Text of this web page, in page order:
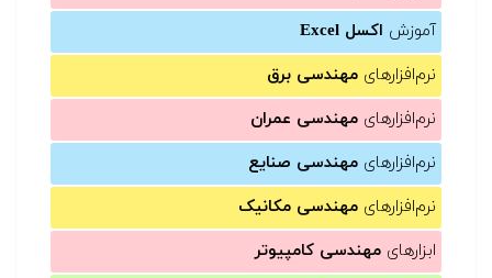
آموزش اکسل Excel
نرم‌افزارهای مهندسی برق
نرم‌افزارهای مهندسی عمران
نرم‌افزارهای مهندسی صنایع
نرم‌افزارهای مهندسی مکانیک
ابزارهای مهندسی کامپیوتر